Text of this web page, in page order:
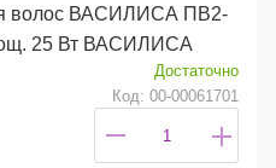
волос ВАСИЛИСА ПВ2-
25 Вт ВАСИЛИСА
Достаточно
Код: 00-00061701